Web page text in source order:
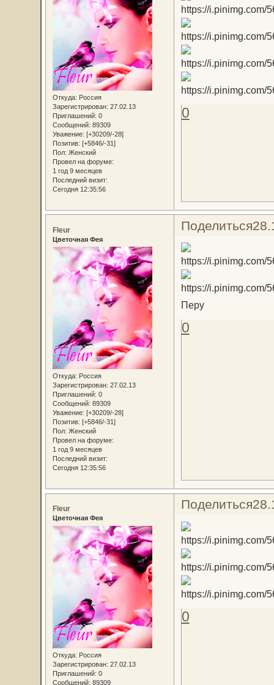
Откуда: Россия
Зарегистрирован: 27.02.13
Приглашений: 0
Сообщений: 89309
Уважение: [+30209/-28]
Позитив: [+5846/-31]
Пол: Женский
Провел на форуме:
1 год 9 месяцев
Последний визит:
Сегодня 12:35:56
0
Поделиться
Fleur
Цветочная Фея
Откуда: Россия
Зарегистрирован: 27.02.13
Приглашений: 0
Сообщений: 89309
Уважение: [+30209/-28]
Позитив: [+5846/-31]
Пол: Женский
Провел на форуме:
1 год 9 месяцев
Последний визит:
Сегодня 12:35:56
Перу
0
Поделиться
Fleur
Цветочная Фея
Откуда: Россия
Зарегистрирован: 27.02.13
Приглашений: 0
Сообщений: 89309
0